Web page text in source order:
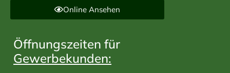
Online Ansehen
Öffnungszeiten für
Gewerbekunden: